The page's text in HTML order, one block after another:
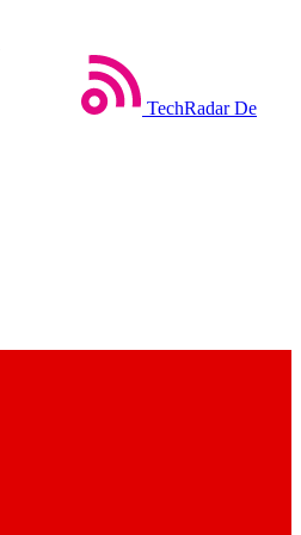
TechRadar De